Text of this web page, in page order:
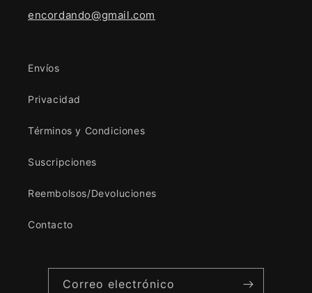
encordando@gmail.com
Envíos
Privacidad
Términos y Condiciones
Suscripciones
Reembolsos/Devoluciones
Contacto
Correo electrónico